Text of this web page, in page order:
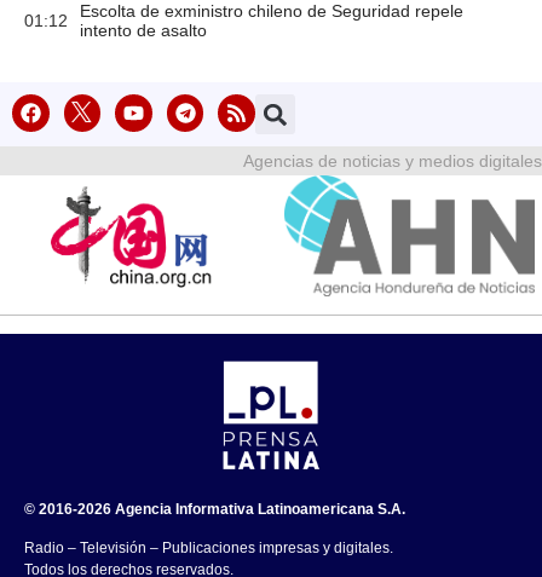
01:12
Escolta de exministro chileno de Seguridad repele
intento de asalto
Agencias de noticias y medios digitales
© 2016-2026 Agencia Informativa Latinoamericana S.A.
Radio – Televisión – Publicaciones impresas y digitales.
Todos los derechos reservados.